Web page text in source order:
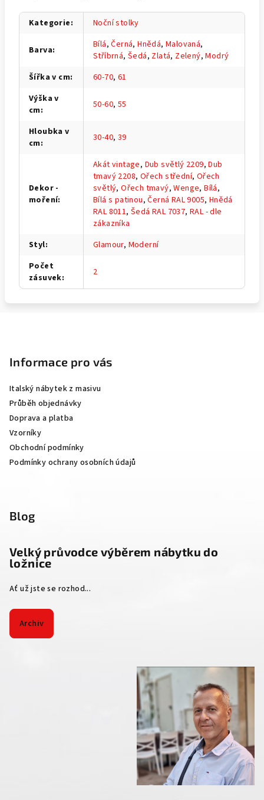
Kategorie: Noční stolky
Barva: Bílá,Černá,Hnědá,Malovaná,
Stříbrná,Šedá, Zlatá, Zelený,Modrý
Šířka v cm: 60-70, 61
Výška v
cm: 50-60, 55
Hloubka v
cm: 30-40, 39
Dekor -
moření:
Akát vintage, Dub světlý 2209,Dub
tmavý 2208, Ořech střední, Ořech
světlý,Ořech tmavý,Wenge,Bílá,
Bílá s patinou,Černá RAL 9005, Hnědá
RAL 8011,Šedá RAL 7037,RAL - dle
zákazníka
Styl: Glamour, Moderní
Počet
zásuvek: 2
Informace pro vás
Italský nábytek z masivu
Průběh objednávky
Doprava a platba
Vzorníky
Obchodní podmínky
Podmínky ochrany osobních údajů
Blog
Velký průvodce výběrem nábytku do
ložnice
Ať už jste se rozhod...
Archiv